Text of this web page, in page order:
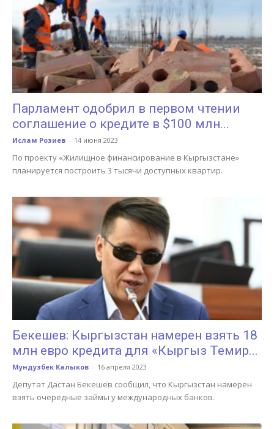
Парламент одобрил в первом чтении
соглашение о кредите в $100 млн...
Ислам Розиев - 14 июня 2023
По проекту «Жилищное финансирование в Кыргызстане»
планируется построить 3 тысячи доступных квартир.
Бекешев: Кыргызстан намерен взять 18
млн евро кредита для «Кыргыз Темир...
Мундузбек Калыков - 16 апреля 2023
Депутат Дастан Бекешев сообщил, что Кыргызстан намерен
взять очередные займы у международных банков.